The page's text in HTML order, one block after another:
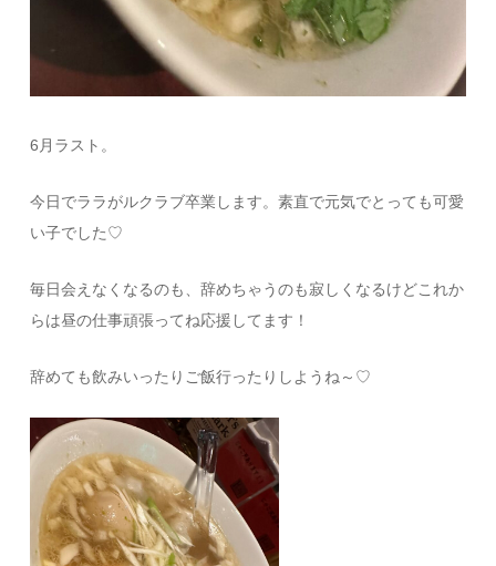
6月ラスト。
今日でララがルクラブ卒業します。素直で元気でとっても可愛
い子でした♡
毎日会えなくなるのも、辞めちゃうのも寂しくなるけどこれか
らは昼の仕事頑張ってね応援してます！
辞めても飲みいったりご飯行ったりしようね～♡